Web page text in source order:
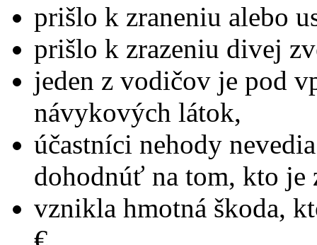
prišlo k zraneniu alebo
prišlo k zrazeniu divej
jeden z vodičov je pod
návykových látok,
účastníci nehody
dohodnúť na tom, kto je
vznikla hmotná škoda,